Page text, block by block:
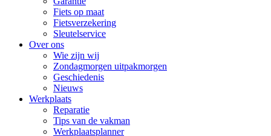
Fiets op maat
Fietsverzekering
Sleutelservice
Over ons
Wie zijn wij
Zondagmorgen uitpakmorgen
Geschiedenis
Nieuws
Werkplaats
Reparatie
Tips van de vakman
Werkplaatsplanner